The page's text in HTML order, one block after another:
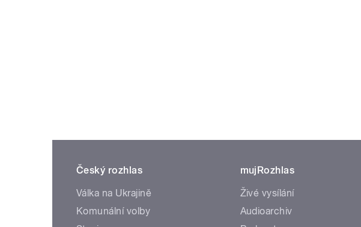
Český rozhlas
Válka na Ukrajině
Komunální volby
mujRozhlas
Živé vysílání
Audioarchiv